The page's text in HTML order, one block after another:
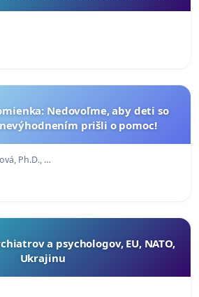
Nedovoľme, aby deti so
prišli o pomoc!
Ph.D., …
a psychologov, EU, NATO,
Ukrajinu